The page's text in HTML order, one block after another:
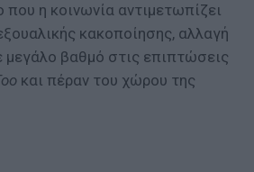
η κοινωνία αντιμετωπίζει
κακοποίησης, αλλαγή
μεγάλο βαθμό στις επιπτώσεις
και πέραν του χώρου της